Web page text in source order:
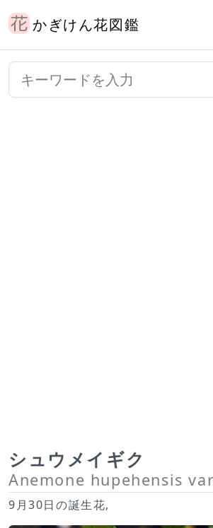
かぎけん花図鑑
シュウメイギク
Anemone hupehensis
9月30日の誕生花,